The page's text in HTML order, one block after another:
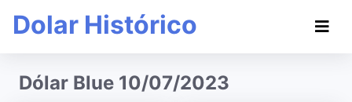
Dolar Histórico
Dólar Blue 10/07/2023